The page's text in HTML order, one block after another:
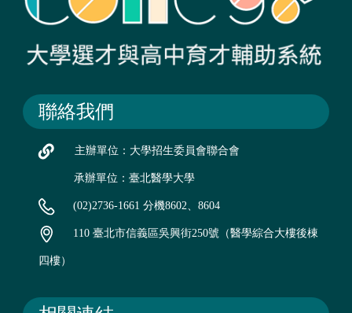
聯絡我們
主辦單位：大學招生委員會聯合會
承辦單位：臺北醫學大學
(02)2736-1661 分機8602、8604
110 臺北市信義區吳興街250號（醫學綜合大樓後棟
四樓）